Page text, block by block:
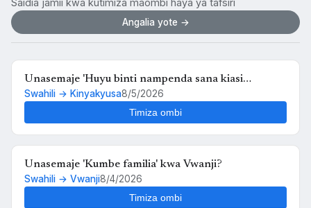
Saidia jamii kwa kutimiza maombi haya ya tafsiri
Angalia yote →
Unasemaje 'Huyu binti nampenda sana kiasi
kwamba nikimuona tu nahisi kuchanganyikiwa' kwa
Swahili → Kinyakyusa8/5/2026
Timiza ombi
Unasemaje 'Kumbe familia' kwa Vwanji?
Swahili → Vwanji8/4/2026
Timiza ombi